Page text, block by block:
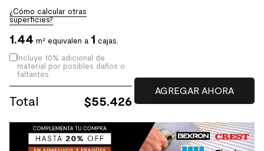
¿Cómo calcular otras
superficies?
1.44 m² equivalen a 1 cajas.
Incluye 10% adicional de
material por posibles daños o
faltantes.
Total $55.426